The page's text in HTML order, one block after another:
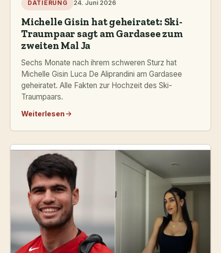
DATIERUNG 24. Juni 2026
Michelle Gisin hat geheiratet: Ski-
Traumpaar sagt am Gardasee zum
zweiten Mal Ja
Sechs Monate nach ihrem schweren Sturz hat
Michelle Gisin Luca De Aliprandini am Gardasee
geheiratet. Alle Fakten zur Hochzeit des Ski-
Traumpaars.
Weiterlesen